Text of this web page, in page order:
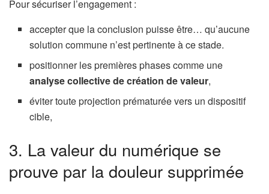
Pour sécuriser l’engagement :
accepter que la conclusion puisse être… qu’aucune
solution commune n’est pertinente à ce stade.
positionner les premières phases comme une
analyse collective de création de valeur,
éviter toute projection prématurée vers un dispositif
cible,
3. La valeur du numérique se
prouve par la douleur supprimée